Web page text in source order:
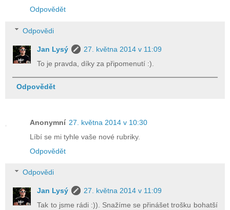
Odpovědět
Odpovědi
Jan Lysý
27. května 2014 v 11:09
To je pravda, díky za připomenutí :).
Odpovědět
Anonymní 27. května 2014 v 10:30
Líbí se mi tyhle vaše nové rubriky.
Odpovědět
Odpovědi
Jan Lysý
27. května 2014 v 11:09
Tak to jsme rádi :)). Snažíme se přinášet trošku bohatší